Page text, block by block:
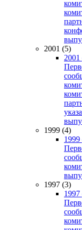
2001 (5)
2001
1999 (4)
1999
1997 (3)
1997